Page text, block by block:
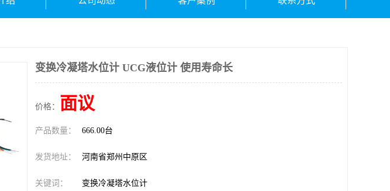
变换冷凝塔水位计 UCG液位计 使用寿命长
价格： 面议
产品数量： 666.00台
发货地址： 河南省郑州中原区
关键词： 变换冷凝塔水位计